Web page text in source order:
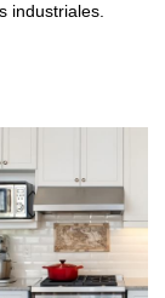
industriales.